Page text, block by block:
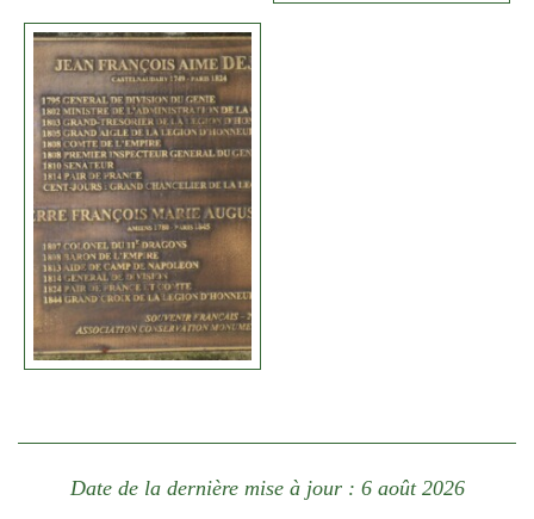
Date de la dernière mise à jour : 6 août 2026